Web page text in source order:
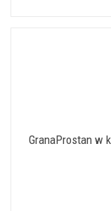
GranaProstan w